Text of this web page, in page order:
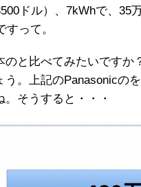
ドル）、7kWhで、35
すって。
のと比べてみたいですか
う。上記のPanasonicの
そうすると・・・